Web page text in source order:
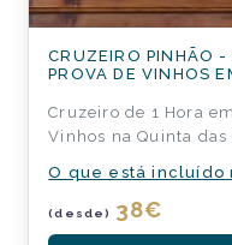
CRUZEIRO PINHÃO
PROVA DE VINHOS
Cruzeiro de 1 Hora
Vinhos na Quinta das
O que está incluído
(desde) 38€